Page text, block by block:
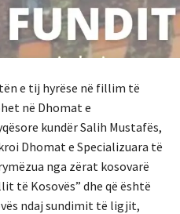
e tij hyrëse në fillim të
në Dhomat e
kundër Salih Mustafës,
Dhomat e Specializuara të
nga zërat kosovarë
të Kosovës” dhe që është
ndaj sundimit të ligjit,